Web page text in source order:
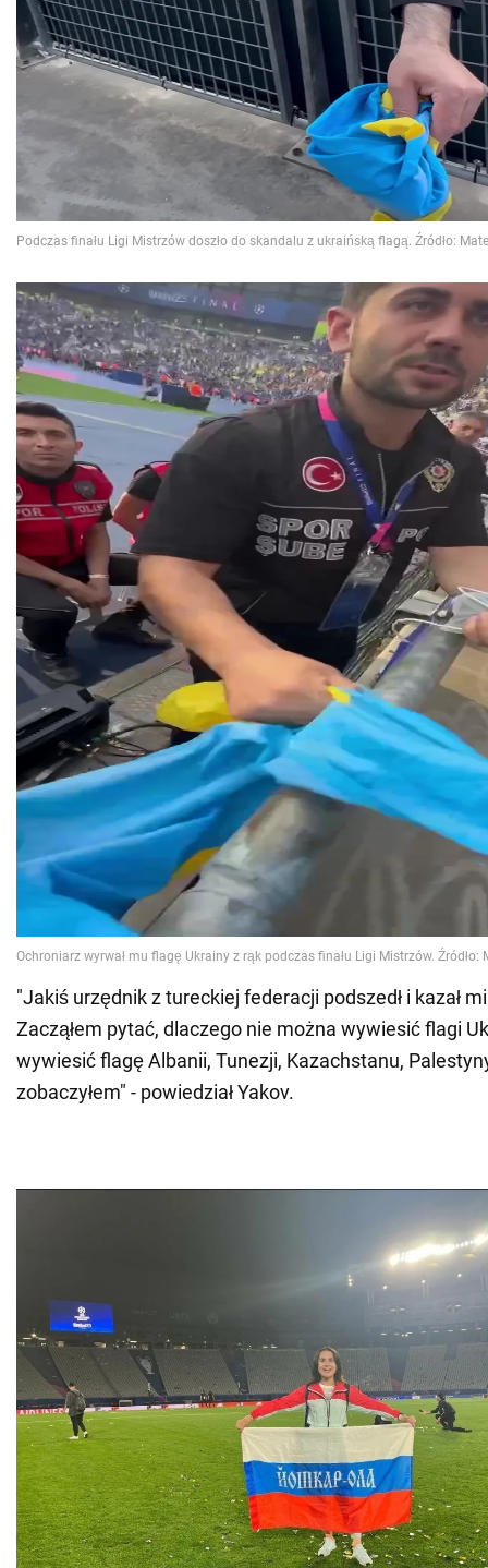
"Jakiś urzędnik z tureckiej federacji podszedł i kazał
Zacząłem pytać, dlaczego nie można wywiesić flagi
wywiesić flagę Albanii, Tunezji, Kazachstanu,
zobaczyłem" - powiedział Yakov.